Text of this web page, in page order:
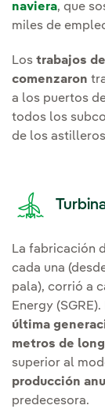
naviera, que
miles de
Los trabajos
comenzaron
a los puertos
todos los
de los
La fabricación
cada una
pala), corrió a
Energy
última
metros de
superior al
producción
predecesora.